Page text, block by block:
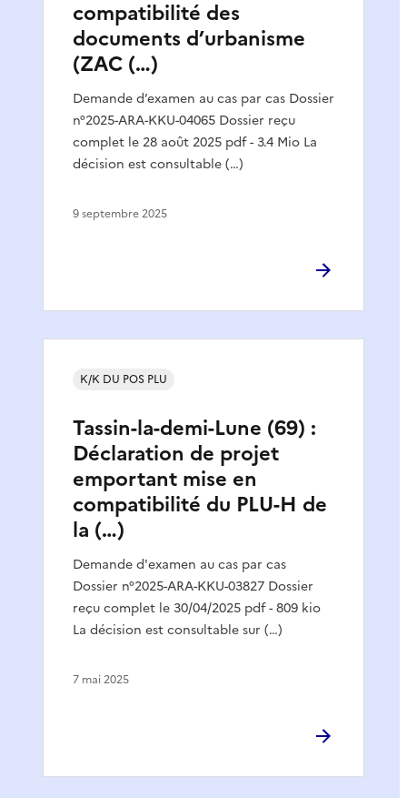
compatibilité des
documents d’urbanisme
(ZAC (…)
Demande d’examen au cas par cas Dossier
n°2025-ARA-KKU-04065 Dossier reçu
complet le 28 août 2025 pdf - 3.4 Mio La
décision est consultable (…)
9 septembre 2025
Tassin-la-demi-Lune (69) :
Déclaration de projet
emportant mise en
compatibilité du PLU-H de
la (…)
Demande d'examen au cas par cas
Dossier n°2025-ARA-KKU-03827 Dossier
reçu complet le 30/04/2025 pdf - 809 kio
La décision est consultable sur (…)
K/K DU POS PLU
7 mai 2025